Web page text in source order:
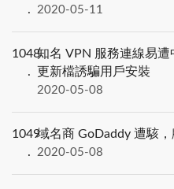
2020-05-11
1048知名 VPN 服務連線易
更新檔誘騙用戶安裝
2020-05-08
1049域名商 GoDaddy 遭駭
2020-05-08